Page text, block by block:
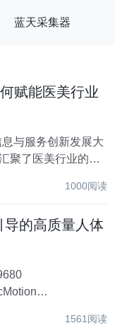
蓝天采集器
赋能医美行业
与服务创新发展大
聚了医美行业的顶
机遇与新挑战。在
1000阅读
导的高质量人体
1561阅读